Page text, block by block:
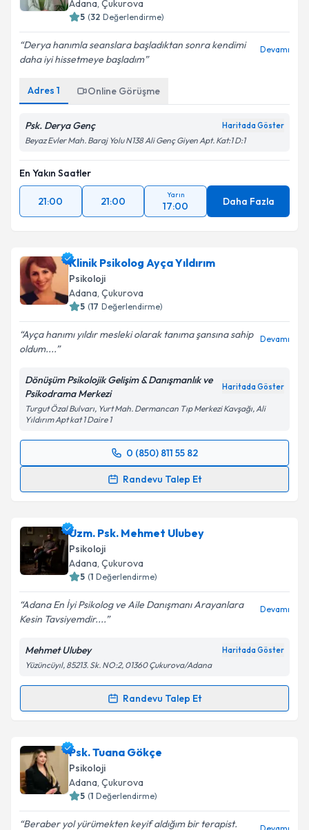
Adana, Çukurova
5 (32 Değerlendirme)
Derya hanımla seanslara başladıktan sonra kendimi
daha iyi hissetmeye başladım
Devamı
Adres 1 Online Görüşme
Psk. Derya Genç Haritada Göster
Beyaz Evler Mah. Baraj Yolu N138 Ali Genç Giyen Apt. Kat:1 D:1
En Yakın Saatler
21:00 21:00
Yarın
17:00 Daha Fazla
Klinik Psikolog Ayça Yıldırım
Psikoloji
Adana, Çukurova
5 (17 Değerlendirme)
Ayça hanımı yıldır mesleki olarak tanıma şansına sahip
oldum....
Devamı
Dönüşüm Psikolojik Gelişim & Danışmanlık ve
Psikodrama Merkezi
Haritada Göster
Turgut Özal Bulvarı, Yurt Mah. Dermancan Tıp Merkezi Kavşağı, Ali
Yıldırım Apt kat 1 Daire 1
0 (850) 811 55 82
Randevu Talep Et
Randevu Takvimi Talebi
için bir takvim hazırlandığında e-posta ile
bilgilendireceğiz.
E-posta Adresiniz
Metni 'ni okudum ve kişisel verilerimin belirtilen
kapsamda işlenmesini kabul ediyorum.
Takvim Talebini Gönder
Uzm. Psk. Mehmet Ulubey
Psikoloji
Adana, Çukurova
5 (1 Değerlendirme)
Adana En İyi Psikolog ve Aile Danışmanı Arayanlara
Kesin Tavsiyemdir....
Devamı
Mehmet Ulubey Haritada Göster
Yüzüncüyıl, 85213. Sk. NO:2, 01360 Çukurova/Adana
Randevu Talep Et
Randevu Takvimi Talebi
Uzm. Psk. Mehmet Ulubey
talebi oluşturun. Size bu uzmandan randevu almanız
için bir takvim hazırlandığında e-posta ile
bilgilendireceğiz.
E-posta Adresiniz
Psk. Tuana Gökçe
Psikoloji
Adana, Çukurova
5 (1 Değerlendirme)
Beraber yol yürümekten keyif aldığım bir terapist.